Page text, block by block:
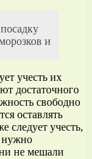
и
учесть их
достаточного
свободно
оставлять
следует учесть,
нужно
не мешали